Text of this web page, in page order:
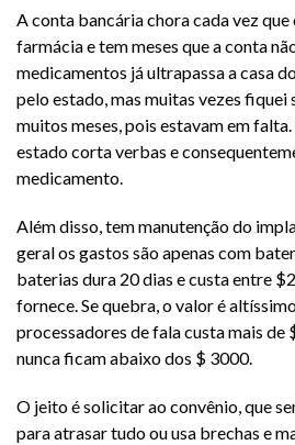
A conta bancária chora cada vez que
farmácia e tem meses que a conta
medicamentos já ultrapassa a casa
pelo estado, mas muitas vezes
muitos meses, pois estavam em
estado corta verbas e
medicamento.
Além disso, tem manutenção do
geral os gastos são apenas com
baterias dura 20 dias e custa entre
fornece. Se quebra, o valor é
processadores de fala custa mais de
nunca ficam abaixo dos $ 3000.
O jeito é solicitar ao convênio, que
para atrasar tudo ou usa brechas e